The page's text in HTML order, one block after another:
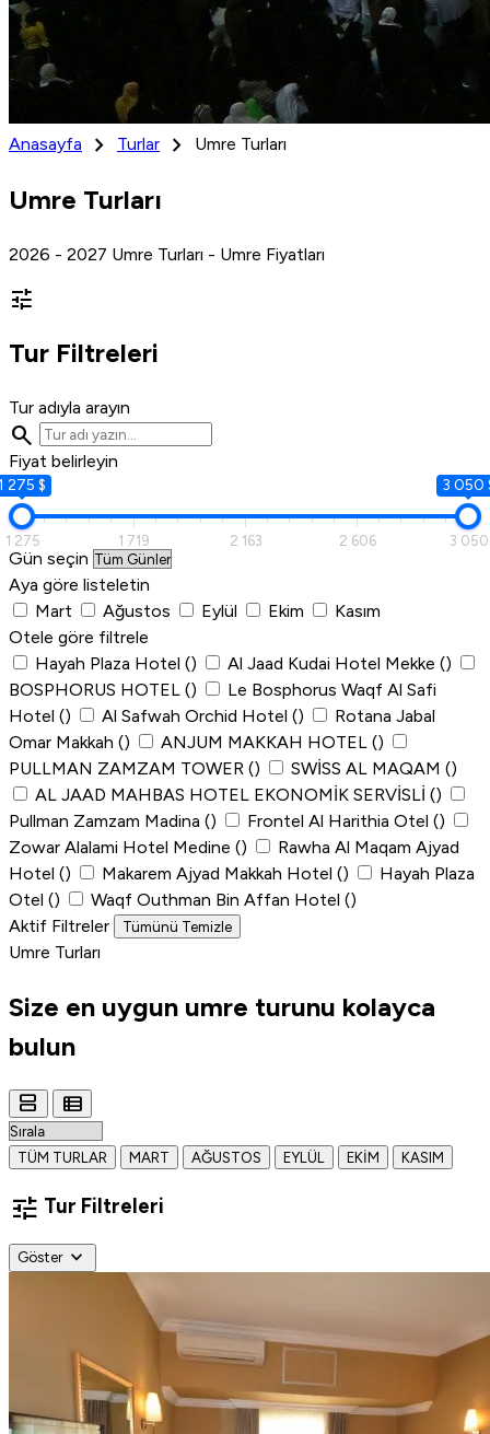
Anasayfa chevron_right Turlar chevron_right Umre Turları
Umre Turları
2026 - 2027 Umre Turları - Umre Fiyatları
tune
Tur Filtreleri
Tur adıyla arayın
search
Fiyat belirleyin
275 $ 3 050
1 275 1 719 2 163 2 606 3 050
Gün seçin
Aya göre listeletin
Mart
Ağustos Eylül Ekim
Kasım
Otele göre filtrele
Hayah Plaza Hotel () Al Jaad Kudai Hotel Mekke ()
BOSPHORUS HOTEL ()
Le Bosphorus Waqf Al Safi
Hotel () Al Safwah Orchid Hotel ()
Rotana Jabal
Omar Makkah () ANJUM MAKKAH HOTEL ()
PULLMAN ZAMZAM TOWER () SWİSS AL MAQAM ()
AL JAAD MAHBAS HOTEL EKONOMİK SERVİSLİ ()
Pullman Zamzam Madina () Frontel Al Harithia Otel ()
Zowar Alalami Hotel Medine ()
Rawha Al Maqam Ajyad
Hotel () Makarem Ajyad Makkah Hotel ()
Hayah Plaza
Otel () Waqf Outhman Bin Affan Hotel ()
Aktif Filtreler
Tümünü Temizle
Umre Turları
Size en uygun umre turunu kolayca
bulun
view_agenda view_list
TÜM TURLAR MART AĞUSTOS EYLÜL EKIM KASIM
tune Tur Filtreleri
Göster expand_more